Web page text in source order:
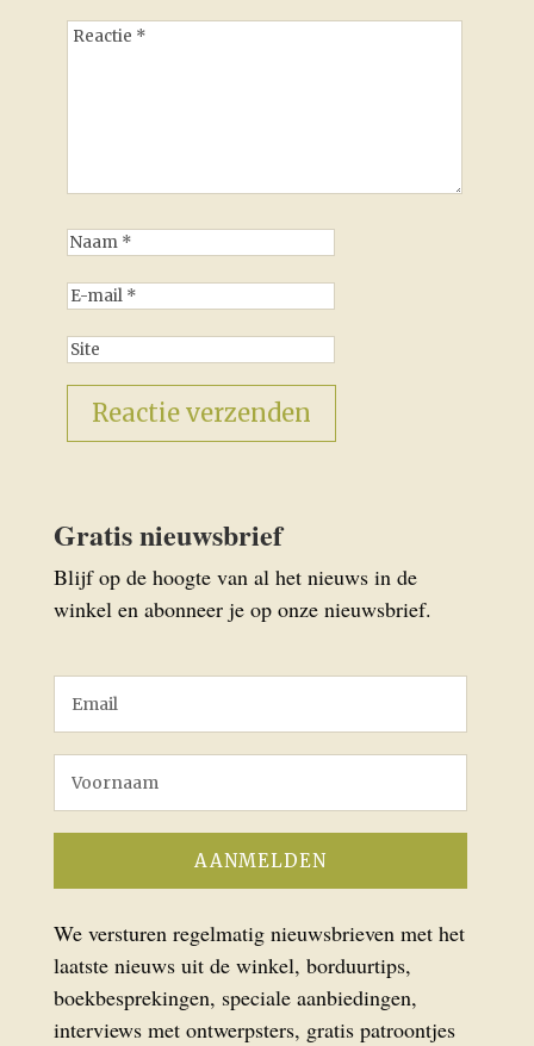
Gratis nieuwsbrief
Blijf op de hoogte van al het nieuws in de
winkel en abonneer je op onze nieuwsbrief.
We versturen regelmatig nieuwsbrieven met het
laatste nieuws uit de winkel, borduurtips,
boekbesprekingen, speciale aanbiedingen,
interviews met ontwerpsters, gratis patroontjes